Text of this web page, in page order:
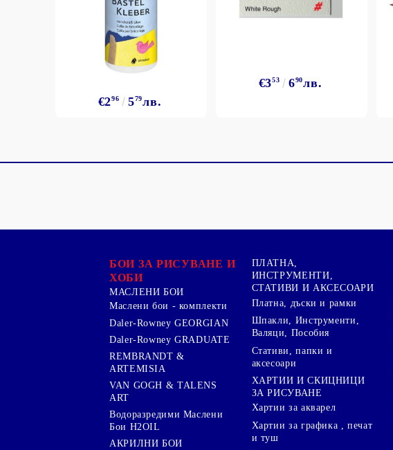
€296 579лв.
€353 690лв.
БОИ ЗА РИСУВАНЕ И
ХОБИ
МАСЛЕНИ БОИ
Маслени бои - комплекти
Daler-Rowney GEORGIAN
Daler-Rowney GRADUATE
REMBRANDT &
ARTEMISIA
VAN GOGH & TALENS
ART
Водоразредими Маслени
Бои H2OIL
АКРИЛНИ БОИ
ПЛАТНА,
ИНСТРУМЕНТИ,
СТАТИВИ И АКСЕСОАРИ
Платна, дъски и рамки
Шпакли, Инструменти,
Валяци, Пособия
Стативи, папки и
аксесоари
ХАРТИИ И СКИЦНИЦИ
ЗА РИСУВАНЕ
Хартии за акварел
Хартии за графика , печат
и туш